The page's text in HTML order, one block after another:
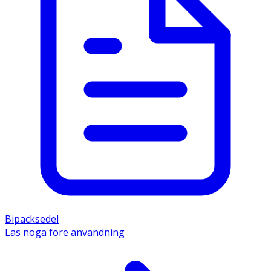
- Fortsatt användning är nödvändig för att öka och
bibehålla håråterväxten, annars kommer håravfallet
- Innan sprayen används första gången ska pumpen
spraypumpen ordentligt. Tryck sedan fast
spraymunstycket och tryck några gånger så att en jämn
med hjälp av fingertopparna över de ytor som behandlas.
silikonfritt schampo användas vid hårtvätt (silikon kan
också benämnas dimetikon).
- Eftersom hårväxt är en långsam process behöver
Minoxidil Apofri användas en viss tid för att du ska uppnå
önskad effekt. Vanligen krävs det kontinuerlig
användning 2 gånger per dag under minst 2 - 4 månader
längre tid. Om ingen effekt syns inom 4 månader bör
Bipacksedel
Läs noga före användning